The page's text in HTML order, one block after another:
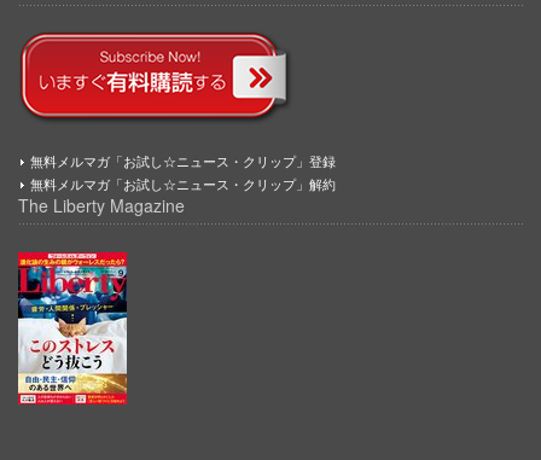
無料メルマガ「お試し☆ニュース・クリップ」登録
無料メルマガ「お試し☆ニュース・クリップ」解約
The Liberty Magazine